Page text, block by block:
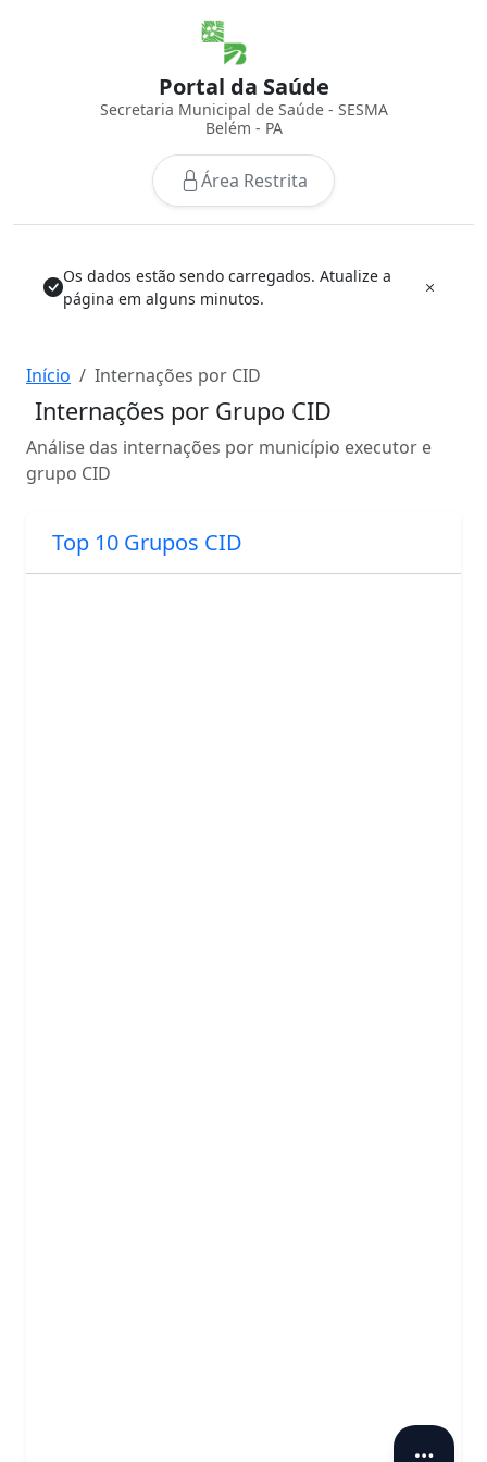
Portal da Saúde
Secretaria Municipal de Saúde - SESMA
Belém - PA
Área Restrita
Os dados estão sendo carregados. Atualize a
página em alguns minutos.
Início Internações por CID
Internações por Grupo CID
Análise das internações por município executor e
grupo CID
Top 10 Grupos CID